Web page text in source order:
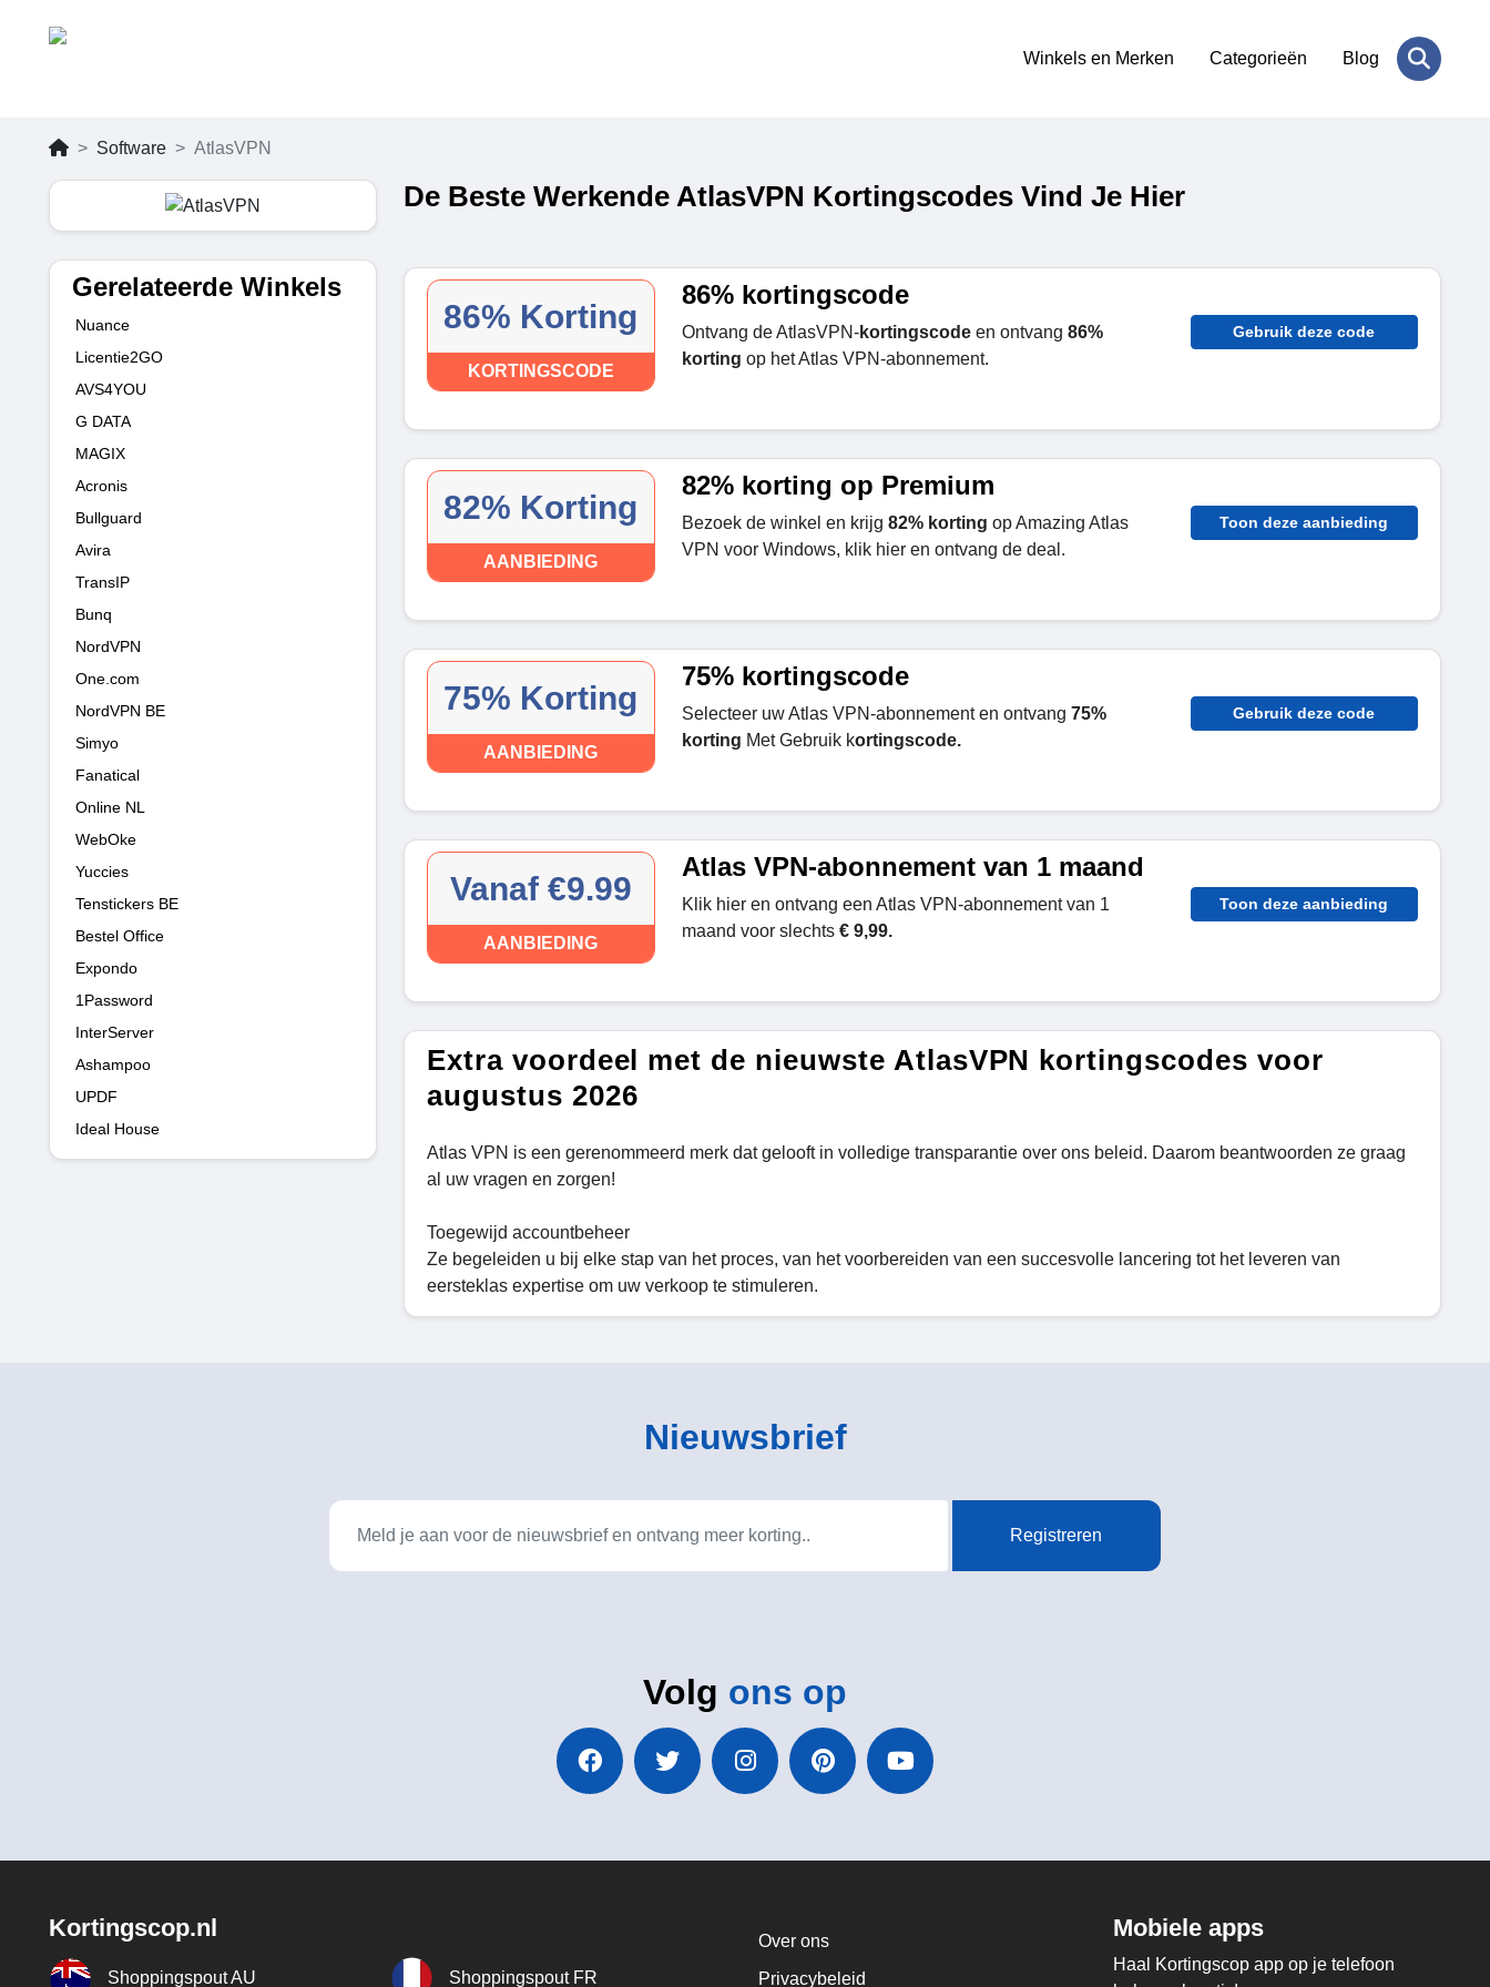
Winkels en Merken Categorieën Blog
Software AtlasVPN
Gerelateerde Winkels
Nuance
Licentie2GO
AVS4YOU
G DATA
MAGIX
Acronis
Bullguard
Avira
TransIP
Bunq
NordVPN
One.com
NordVPN BE
Simyo
Fanatical
Online NL
WebOke
Yuccies
Tenstickers BE
Bestel Office
Expondo
1Password
InterServer
Ashampoo
UPDF
Ideal House
De Beste Werkende AtlasVPN Kortingscodes Vind Je Hier
86% Korting
KORTINGSCODE
86% kortingscode
Ontvang de AtlasVPN-kortingscode en ontvang 86%
korting op het Atlas VPN-abonnement.
Gebruik deze code
82% Korting
AANBIEDING
82% korting op Premium
Bezoek de winkel en krijg 82% korting op Amazing Atlas
VPN voor Windows, klik hier en ontvang de deal.
Toon deze aanbieding
75% Korting
AANBIEDING
75% kortingscode
Selecteer uw Atlas VPN-abonnement en ontvang 75%
korting Met Gebruik kortingscode.
Gebruik deze code
Vanaf €9.99
AANBIEDING
Atlas VPN-abonnement van 1 maand
Klik hier en ontvang een Atlas VPN-abonnement van 1
maand voor slechts € 9,99.
Toon deze aanbieding
Extra voordeel met de nieuwste AtlasVPN kortingscodes voor
augustus 2026
Atlas VPN is een gerenommeerd merk dat gelooft in volledige transparantie over ons beleid. Daarom beantwoorden ze graag
al uw vragen en zorgen!
Toegewijd accountbeheer
Ze begeleiden u bij elke stap van het proces, van het voorbereiden van een succesvolle lancering tot het leveren van
eersteklas expertise om uw verkoop te stimuleren.
Nieuwsbrief
Registreren
Volg ons op
Kortingscop.nl
Shoppingspout AU Shoppingspout FR
Over ons
Privacybeleid
Mobiele apps
Haal Kortingscop app op je telefoon